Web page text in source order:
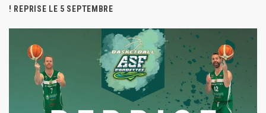
! REPRISE LE 5 SEPTEMBRE